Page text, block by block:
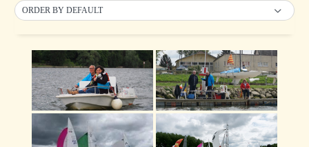
ORDER BY DEFAULT